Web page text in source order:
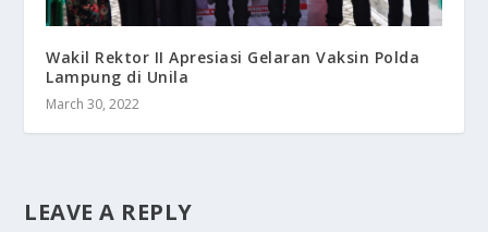
Wakil Rektor II Apresiasi Gelaran Vaksin Polda
Lampung di Unila
March 30, 2022
LEAVE A REPLY